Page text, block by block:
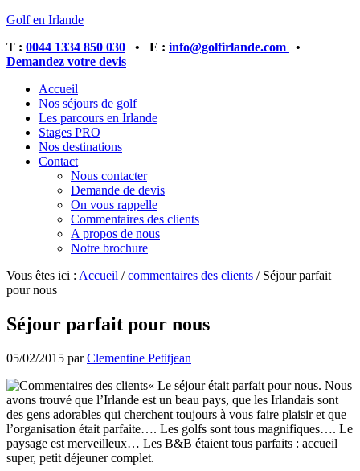
Golf en Irlande
T : 0044 1334 850 030 • E : info@golfirlande.com
•
Demandez votre devis
Accueil
Nos séjours de golf
Les parcours en Irlande
Stages PRO
Nos destinations
Contact
Nous contacter
Demande de devis
On vous rappelle
Commentaires des clients
A propos de nous
Notre brochure
Vous êtes ici : Accueil / commentaires des clients /Séjour parfait
pour nous
Séjour parfait pour nous
05/02/2015 parClementine Petitjean
« Le séjour était parfait pour nous. Nous
avons trouvé que l’Irlande est un beau pays, que les Irlandais sont
des gens adorables qui cherchent toujours à vous faire plaisir et que
l’organisation était parfaite…. Les golfs sont tous magnifiques…. Le
paysage est merveilleux… Les B&B étaient tous parfaits : accueil
super, petit déjeuner complet.